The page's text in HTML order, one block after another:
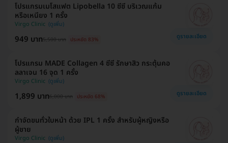
โปรแกรมเมโสแฟต Lipobella 10 ซีซี บริเวณแก้ม
หรือเหนียง 1 ครั้ง
Virgo Clinic
949 บาท5,500 บาท ประหยัด 83% ดูรายละเอียด
โปรแกรม MADE Collagen 4 ซีซี รักษาสิว กระตุ้นคอ
ลลาเจน 16 จุด 1 ครั้ง
Virgo Clinic
1,899 บาท6,000 บาท ประหยัด 68% ดูรายละเอียด
กำจัดขนทั่วใบหน้า ด้วย IPL 1 ครั้ง สำหรับผู้หญิงหรือ
ผู้ชาย
Virgo Clinic